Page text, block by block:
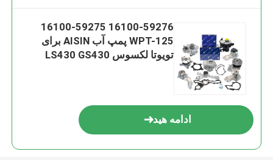
16100-59276 16100-59275
WPT-125 پمپ آب AISIN برای
تویوتا لکسوس LS430 GS430
ادامه هید